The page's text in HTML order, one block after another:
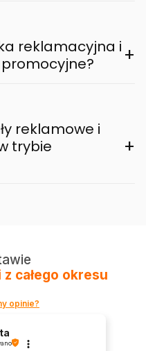
reklamacyjna i +
reklamowe i
trybie
+
z całego okresu
opinie?